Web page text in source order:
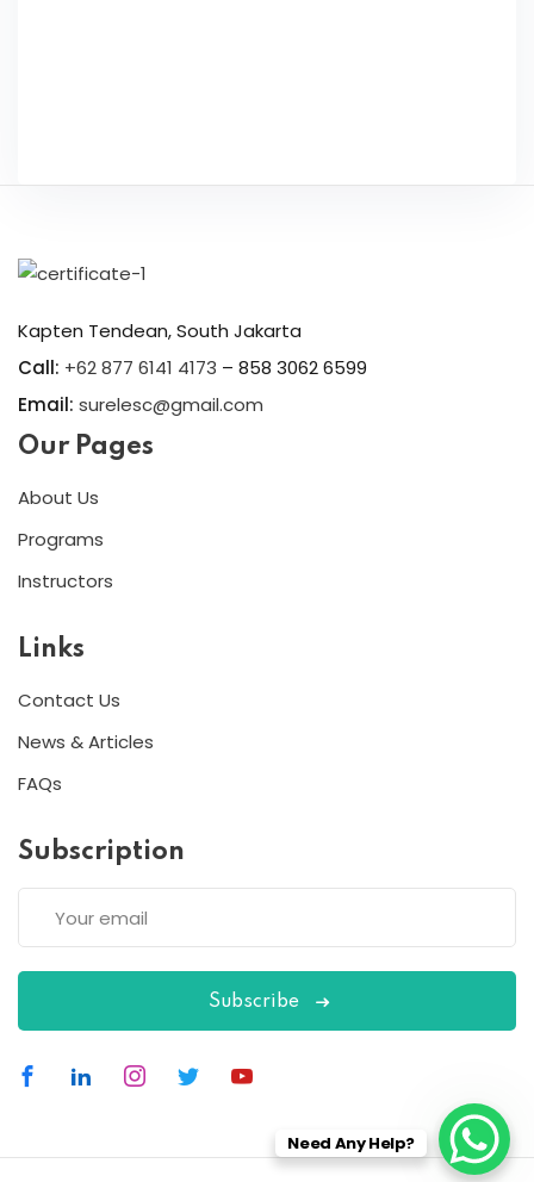
Kapten Tendean, South Jakarta
Call: +62 877 6141 4173 – 858 3062 6599
Email: surelesc@gmail.com
Our Pages
About Us
Programs
Instructors
Links
Contact Us
News & Articles
FAQs
Subscription
Subscribe
Need Any Help?